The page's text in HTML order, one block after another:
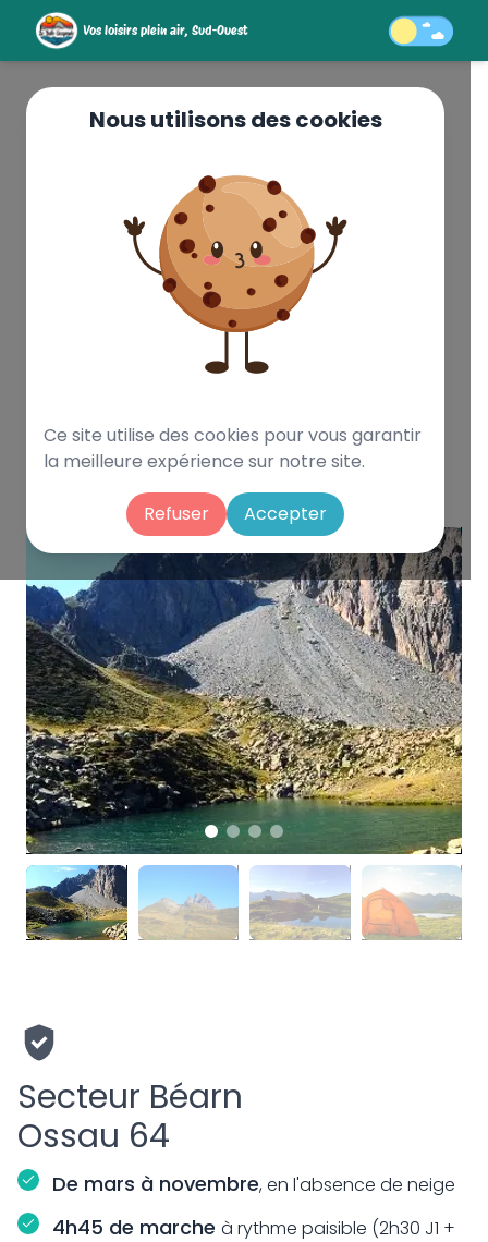
Nous utilisons des cookies
Ce site utilise des cookies pour vous garantir
la meilleure expérience sur notre site.
Refuser Accepter
Vos loisirs plein air, Sud-Ouest
BIVOUAC 1 NUIT
LAC DE POMBIE,
OSSAU Navette
minibus : voir
descriptif
Réserver
Secteur Béarn
Ossau 64
De mars à novembre, en l'absence de neige
4h45 de marche à rythme paisible (2h30 J1 +